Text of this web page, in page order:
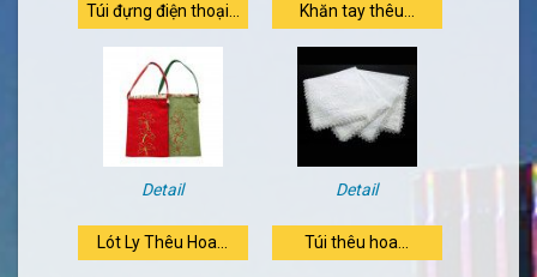
Túi đựng điện thoại...
Detail
Khăn tay thêu...
Detail
Lót Ly Thêu Hoa... Túi thêu hoa...